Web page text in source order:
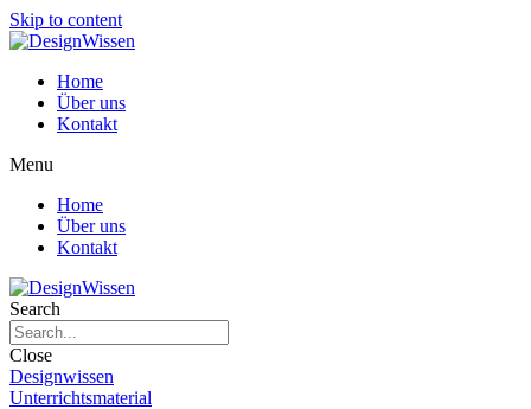
Skip to content
Home
Über uns
Kontakt
Menu
Home
Über uns
Kontakt
Search
Close
Designwissen
Unterrichtsmaterial